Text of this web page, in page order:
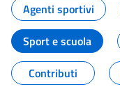
Agenti sportivi
Sport e scuola
Contributi